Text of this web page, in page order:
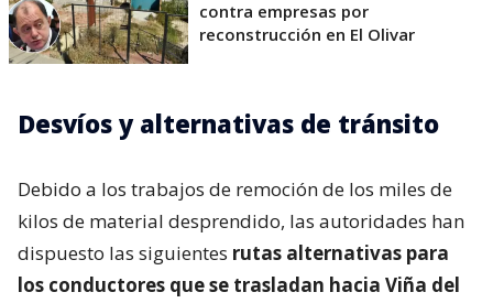
contra empresas por
reconstrucción en El Olivar
Desvíos y alternativas de tránsito
Debido a los trabajos de remoción de los miles de
kilos de material desprendido, las autoridades han
dispuesto las siguientes rutas alternativas para
los conductores que se trasladan hacia Viña del